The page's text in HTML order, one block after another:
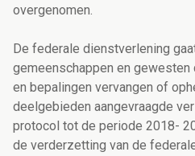
overgenomen.
De federale dienstverlening
gemeenschappen en
en bepalingen vervangen of
deelgebieden aangevraagde
protocol tot de periode 2018-
de verderzetting van de